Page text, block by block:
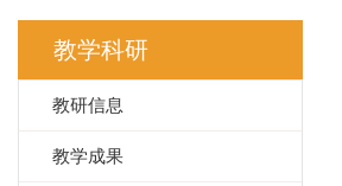
教学科研
教研信息
教学成果